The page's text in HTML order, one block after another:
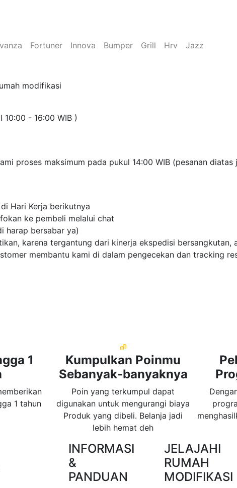
Fortuner Innova Bumper Grill Hrv
Jazz
modifikasi
10:00 - 16:00 WIB )
proses maksimum pada pukul 14:00 WIB (pesanan
Hari Kerja berikutnya
ke pembeli melalui chat
harap bersabar ya)
karena tergantung dari kinerja ekspedisi bersangkutan,
membantu kami di dalam pengecekan dan tracking
1
1 tahun
Kumpulkan Poinmu
Sebanyak-banyaknya
Poin yang terkumpul dapat
digunakan untuk mengurangi biaya
Produk yang dibeli. Belanja jadi
lebih hemat deh
INFORMASI
&
PANDUAN
JELAJAHI
RUMAH
MODIFIKASI